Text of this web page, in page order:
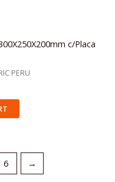
c/Placa
PERU
6 →